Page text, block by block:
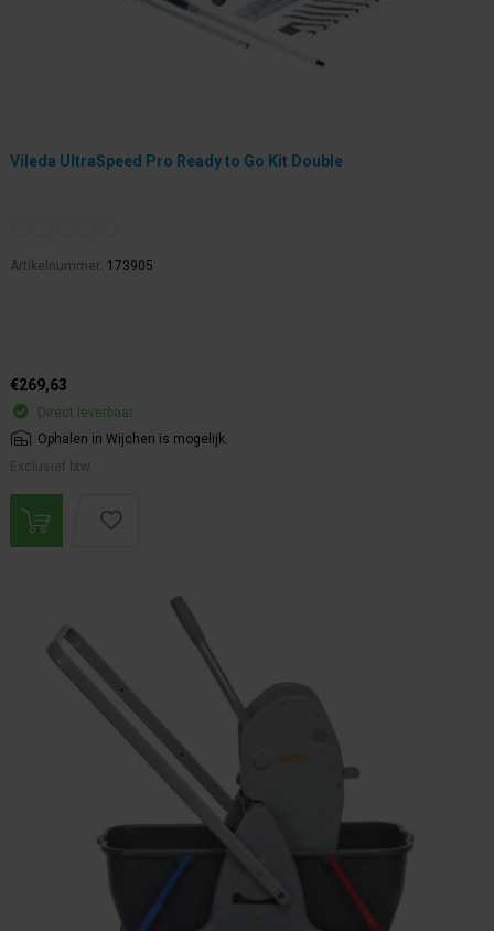
Vileda UltraSpeed Pro Ready to Go Kit Double
Artikelnummer: 173905
€269,63
Direct leverbaar
Ophalen in Wijchen is mogelijk.
Exclusief btw.